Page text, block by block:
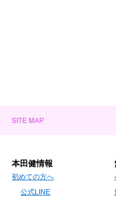
本田健情報
初めての方へ
公式LINE